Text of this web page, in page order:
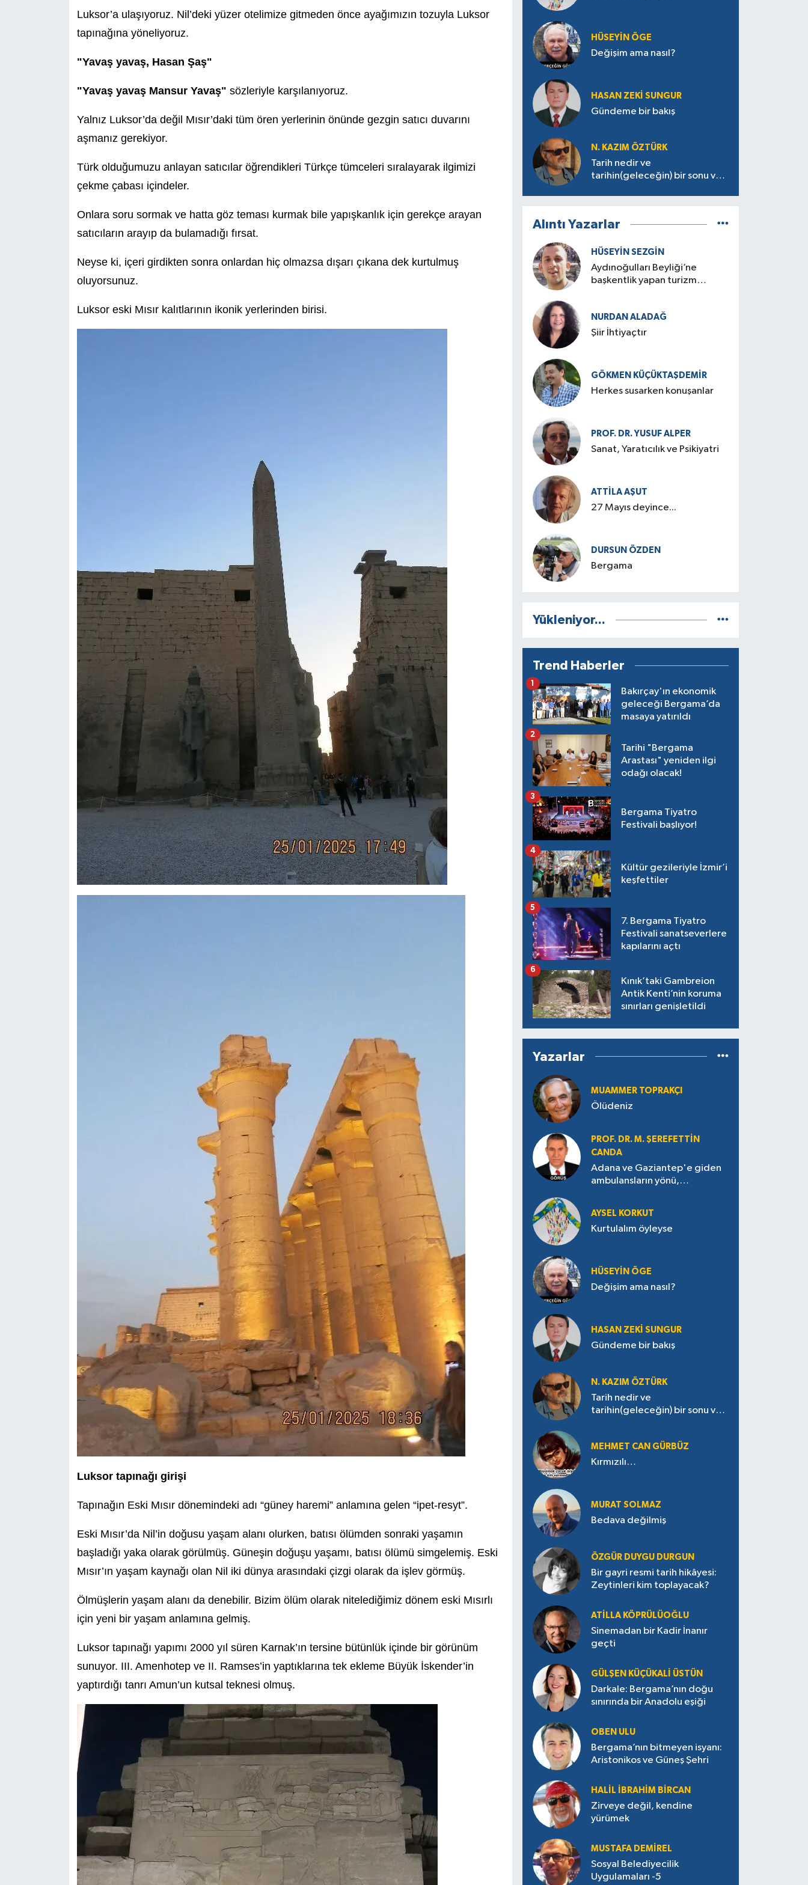
Luksor’a ulaşıyoruz. Nil’deki yüzer otelimize gitmeden önce ayağımızın tozuyla Luksor
tapınağına yöneliyoruz.
"Yavaş yavaş, Hasan Şaş"
"Yavaş yavaş Mansur Yavaş" sözleriyle karşılanıyoruz.
Yalnız Luksor’da değil Mısır’daki tüm ören yerlerinin önünde gezgin satıcı duvarını
aşmanız gerekiyor.
Türk olduğumuzu anlayan satıcılar öğrendikleri Türkçe tümceleri sıralayarak ilgimizi
çekme çabası içindeler.
Onlara soru sormak ve hatta göz teması kurmak bile yapışkanlık için gerekçe arayan
satıcıların arayıp da bulamadığı fırsat.
Neyse ki, içeri girdikten sonra onlardan hiç olmazsa dışarı çıkana dek kurtulmuş
oluyorsunuz.
Luksor eski Mısır kalıtlarının ikonik yerlerinden birisi.
Luksor tapınağı girişi
Tapınağın Eski Mısır dönemindeki adı “güney haremi” anlamına gelen “ipet-resyt”.
Eski Mısır’da Nil’in doğusu yaşam alanı olurken, batısı ölümden sonraki yaşamın
başladığı yaka olarak görülmüş. Güneşin doğuşu yaşamı, batısı ölümü simgelemiş. Eski
Mısır’ın yaşam kaynağı olan Nil iki dünya arasındaki çizgi olarak da işlev görmüş.
Ölmüşlerin yaşam alanı da denebilir. Bizim ölüm olarak nitelediğimiz dönem eski Mısırlı
için yeni bir yaşam anlamına gelmiş.
Luksor tapınağı yapımı 2000 yıl süren Karnak’ın tersine bütünlük içinde bir görünüm
sunuyor. III. Amenhotep ve II. Ramses’in yaptıklarına tek ekleme Büyük İskender’in
yaptırdığı tanrı Amun’un kutsal teknesi olmuş.
HÜSEYIN ÖGE
Değişim ama nasıl?
HASAN ZEKI SUNGUR
Gündeme bir bakış
N. KAZIM ÖZTÜRK
Tarih nedir ve
tarihin(geleceğin) bir sonu var
Alıntı Yazarlar
HÜSEYIN SEZGIN
Aydınoğulları Beyliği’ne
başkentlik yapan turizm
NURDAN ALADAĞ
Şiir İhtiyaçtır
GÖKMEN KÜÇÜKTAŞDEMIR
Herkes susarken konuşanlar
PROF. DR. YUSUF ALPER
Sanat, Yaratıcılık ve Psikiyatri
ATTILA AŞUT
27 Mayıs deyince...
DURSUN ÖZDEN
Bergama
Yükleniyor...
Trend Haberler
Bakırçay'ın ekonomik
geleceği Bergama’da
masaya yatırıldı
1
Tarihi "Bergama
Arastası" yeniden ilgi
odağı olacak!
2
Bergama Tiyatro
Festivali başlıyor!
3
Kültür gezileriyle İzmir’i
keşfettiler
4
7. Bergama Tiyatro
Festivali sanatseverlere
kapılarını açtı
5
Kınık’taki Gambreion
Antik Kenti’nin koruma
sınırları genişletildi
6
Yazarlar
MUAMMER TOPRAKÇI
Ölüdeniz
PROF. DR. M. ŞEREFETTIN
CANDA
Adana ve Gaziantep'e giden
ambulansların yönü,
AYSEL KORKUT
Kurtulalım öyleyse
HÜSEYIN ÖGE
Değişim ama nasıl?
HASAN ZEKI SUNGUR
Gündeme bir bakış
N. KAZIM ÖZTÜRK
Tarih nedir ve
tarihin(geleceğin) bir sonu var
MEHMET CAN GÜRBÜZ
Kırmızılı…
MURAT SOLMAZ
Bedava değilmiş
ÖZGÜR DUYGU DURGUN
Bir gayri resmi tarih hikâyesi:
Zeytinleri kim toplayacak?
ATILLA KÖPRÜLÜOĞLU
Sinemadan bir Kadir İnanır
geçti
GÜLŞEN KÜÇÜKALI ÜSTÜN
Darkale: Bergama’nın doğu
sınırında bir Anadolu eşiği
OBEN ULU
Bergama’nın bitmeyen isyanı:
Aristonikos ve Güneş Şehri
HALIL İBRAHIM BIRCAN
Zirveye değil, kendine
yürümek
MUSTAFA DEMIREL
Sosyal Belediyecilik
Uygulamaları -5